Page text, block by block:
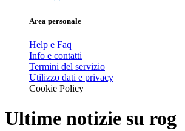
Area personale
Help e Faq
Info e contatti
Termini del servizio
Utilizzo dati e privacy
Cookie Policy
Ultime notizie su rog